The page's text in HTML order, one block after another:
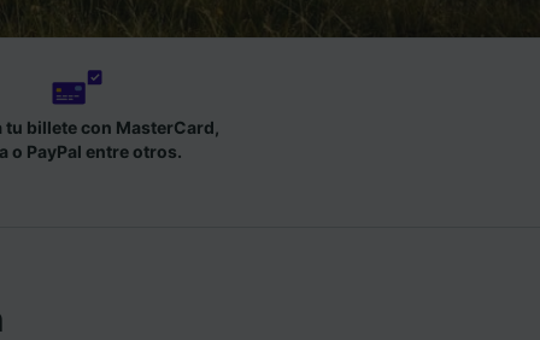
tu billete con MasterCard,
o PayPal entre otros.